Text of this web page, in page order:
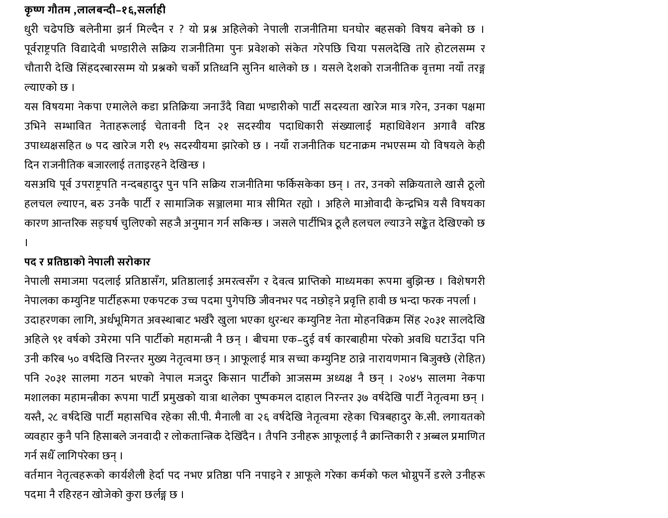
कृष्ण गौतम ,लालबन्दी–१६,सर्लाही
धुरी चढेपछि बलेनीमा झर्न मिल्दैन र ? यो प्रश्न अहिलेको नेपाली राजनीतिमा घनघोर बहसको विषय बनेको छ ।
पूर्वराष्ट्रपति विद्यादेवी भण्डारीले सक्रिय राजनीतिमा पुनः प्रवेशको संकेत गरेपछि चिया पसलदेखि तारे होटलसम्म र
चौतारी देखि सिंहदरबारसम्म यो प्रश्नको चर्को प्रतिध्वनि सुनिन थालेको छ । यसले देशको राजनीतिक वृत्तमा नयाँ तरङ्ग
ल्याएको छ ।
यस विषयमा नेकपा एमालेले कडा प्रतिक्रिया जनाउँदै विद्या भण्डारीको पार्टी सदस्यता खारेज मात्र गरेन, उनका पक्षमा
उभिने सम्भावित नेताहरूलाई चेतावनी दिन २१ सदस्यीय पदाधिकारी संख्यालाई महाधिवेशन अगावै वरिष्ठ
उपाध्यक्षसहित ७ पद खारेज गरी १५ सदस्यीयमा झारेको छ । नयाँ राजनीतिक घटनाक्रम नभएसम्म यो विषयले केही
दिन राजनीतिक बजारलाई तताइरहने देखिन्छ ।
यसअघि पूर्व उपराष्ट्रपति नन्दबहादुर पुन पनि सक्रिय राजनीतिमा फर्किसकेका छन् । तर, उनको सक्रियताले खासै ठूलो
हलचल ल्याएन, बरु उनकै पार्टी र सामाजिक सञ्जालमा मात्र सीमित रह्यो । अहिले माओवादी केन्द्रभित्र यसै विषयका
कारण आन्तरिक सङ्घर्ष चुलिएको सहजै अनुमान गर्न सकिन्छ । जसले पार्टीभित्र ठूलै हलचल ल्याउने सङ्केत देखिएको छ
।
पद र प्रतिष्ठाको नेपाली सरोकार
नेपाली समाजमा पदलाई प्रतिष्ठासँग, प्रतिष्ठालाई अमरत्वसँग र देवत्व प्राप्तिको माध्यमका रूपमा बुझिन्छ । विशेषगरी
नेपालका कम्युनिष्ट पार्टीहरूमा एकपटक उच्च पदमा पुगेपछि जीवनभर पद नछोड्ने प्रवृत्ति हावी छ भन्दा फरक नपर्ला ।
उदाहरणका लागि, अर्धभूमिगत अवस्थाबाट भर्खरै खुला भएका धुरन्धर कम्युनिष्ट नेता मोहनविक्रम सिंह २०३१ सालदेखि
अहिले ९१ वर्षको उमेरमा पनि पार्टीको महामन्त्री नै छन् । बीचमा एक–दुई वर्ष कारबाहीमा परेको अवधि घटाउँदा पनि
उनी करिब ५० वर्षदेखि निरन्तर मुख्य नेतृत्वमा छन् । आफूलाई मात्र सच्चा कम्युनिष्ट ठान्ने नारायणमान बिजुक्छे (रोहित)
पनि २०३१ सालमा गठन भएको नेपाल मजदुर किसान पार्टीको आजसम्म अध्यक्ष नै छन् । २०४५ सालमा नेकपा
मशालका महामन्त्रीका रूपमा पार्टी प्रमुखको यात्रा थालेका पुष्पकमल दाहाल निरन्तर ३७ वर्षदेखि पार्टी नेतृत्वमा छन् ।
यस्तै, २८ वर्षदेखि पार्टी महासचिव रहेका सी.पी. मैनाली वा २६ वर्षदेखि नेतृत्वमा रहेका चित्रबहादुर के.सी. लगायतको
व्यवहार कुनै पनि हिसाबले जनवादी र लोकतान्त्रिक देखिँदैन । तैपनि उनीहरू आफूलाई नै क्रान्तिकारी र अब्बल प्रमाणित
गर्न सधैँ लागिपरेका छन् ।
वर्तमान नेतृत्वहरूको कार्यशैली हेर्दा पद नभए प्रतिष्ठा पनि नपाइने र आफूले गरेका कर्मको फल भोग्नुपर्ने डरले उनीहरू
पदमा नै रहिरहन खोजेको कुरा छर्लङ्ग छ ।